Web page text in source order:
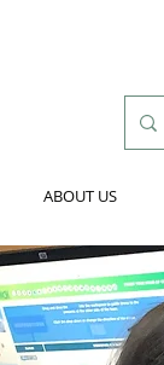
ABOUT US